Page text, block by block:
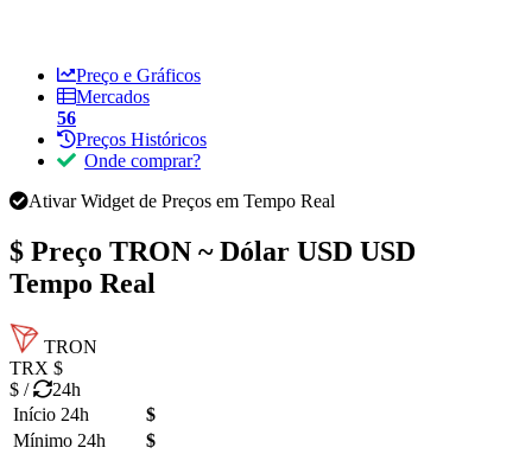
Preço e Gráficos
Mercados
56
Preços Históricos
Onde comprar?
Ativar Widget de Preços em Tempo Real
$ Preço TRON ~ Dólar USD USD
Tempo Real
TRON
TRX $
$ /
24h
Início 24h
$
Mínimo 24h
$